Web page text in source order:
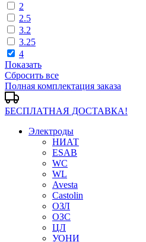
2
2.5
3.2
3.25
4
Показать
Сбросить все
Полная комплектация заказа
БЕСПЛАТНАЯ ДОСТАВКА!
Электроды
НИАТ
ESAB
WC
WL
Avesta
Castolin
ОЗЛ
ОЗС
ЦЛ
УОНИ